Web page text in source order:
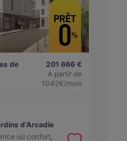
de
201 666 €
A partir de
1042€/mois
d'Arcadie
où confort,